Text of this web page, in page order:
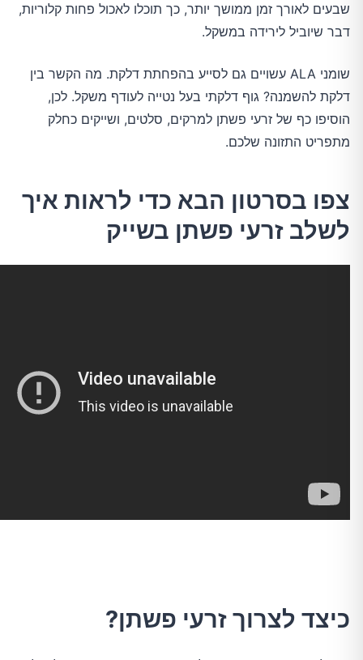
שבעים לאורך זמן ממושך יותר, כך תוכלו לאכול פחות קלוריות,
דבר שיוביל לירידה במשקל.
שומני ALA עשויים גם לסייע בהפחתת דלקת. מה הקשר בין
דלקת להשמנה? גוף דלקתי בעל נטייה לעודף משקל. לכן,
הוסיפו כף של זרעי פשתן למרקים, סלטים, ושייקים כחלק
מתפריט התזונה שלכם.
צפו בסרטון הבא כדי לראות איך
לשלב זרעי פשתן בשייק
כיצד לצרוך זרעי פשתן?